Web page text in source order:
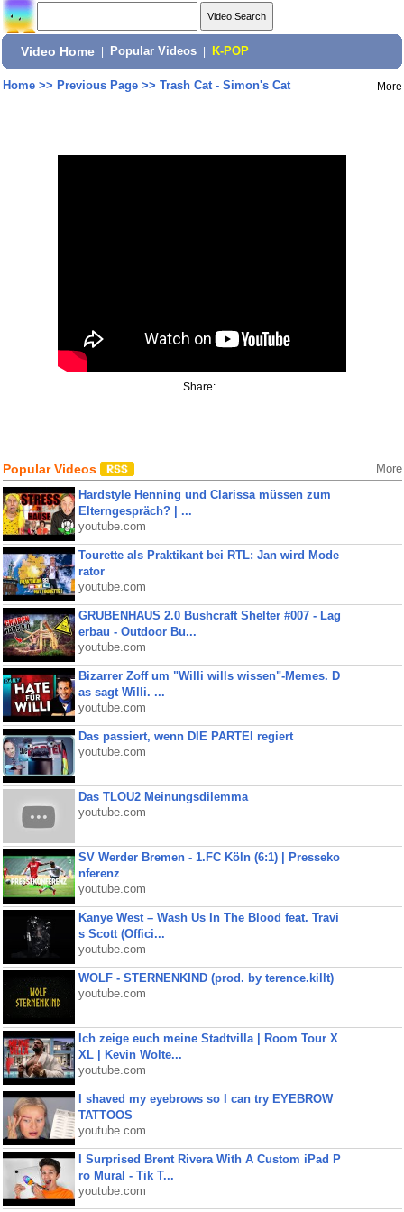
Video Home Popular Videos K-POP
Home>> Previous Page>> Trash Cat - Simon's Cat More
Share:
Popular Videos More
Hardstyle Henning und Clarissa müssen zum
Elterngespräch? | ...
youtube.com
Tourette als Praktikant bei RTL: Jan wird Mode
rator
youtube.com
GRUBENHAUS 2.0 Bushcraft Shelter #007 - Lag
erbau - Outdoor Bu...
youtube.com
Bizarrer Zoff um "Willi wills wissen"-Memes. D
as sagt Willi. ...
youtube.com
Das passiert, wenn DIE PARTEI regiert
youtube.com
Das TLOU2 Meinungsdilemma
youtube.com
SV Werder Bremen - 1.FC Köln (6:1) | Presseko
nferenz
youtube.com
Kanye West – Wash Us In The Blood feat. Travi
s Scott (Offici...
youtube.com
WOLF - STERNENKIND (prod. by terence.killt)
youtube.com
Ich zeige euch meine Stadtvilla | Room Tour X
XL | Kevin Wolte...
youtube.com
I shaved my eyebrows so I can try EYEBROW
TATTOOS
youtube.com
I Surprised Brent Rivera With A Custom iPad P
ro Mural - Tik T...
youtube.com